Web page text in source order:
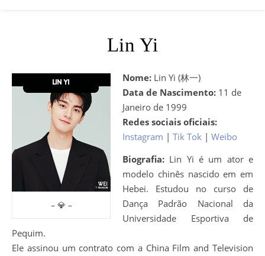
Lin Yi
– 💎 –
Nome: Lin Yi (林一)
Data de Nascimento: 11 de
Janeiro de 1999
Redes sociais oficiais:
Instagram | Tik Tok | Weibo
Biografia: Lin Yi é um ator e
modelo chinês nascido em em
Hebei. Estudou no curso de
Dança Padrão Nacional da
Universidade Esportiva de
Pequim.
Ele assinou um contrato com a China Film and Television